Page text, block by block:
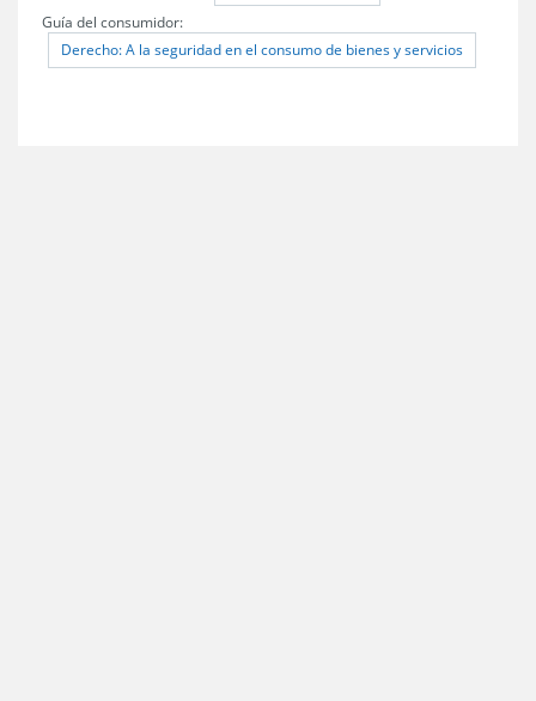
Guía del consumidor:
Derecho: A la seguridad en el consumo de bienes y servicios